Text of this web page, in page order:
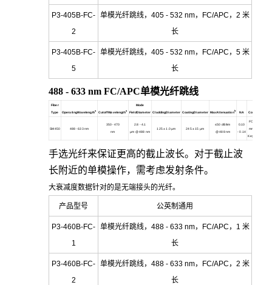
P3-405B-FC-
2
单模光纤跳线，405 - 532 nm，FC/APC，2 米
长
P3-405B-FC-
5
单模光纤跳线，405 - 532 nm，FC/APC，5 米
长
488 - 633 nm FC/APC单模光纤跳线
Fiber
Type
OperatingWavelengtha CutoffWavelengtha
Mode
FieldDiameter
CladdingDiameter CoatingDiameter MaxAttenuationb NA Connectors
SM450 488 - 633 nm
350 - 470
nm
2.8 - 4.1
µm @ 488 nm
125± 1.0 µm 245± 15 µm
≤50 dB/km
@ 488 nm
0.10
- 0.14
FC/APC 2.0
mm Narrow
Key30126A3
手选光纤来保证更高的截止波长。对于截止波
长附近的单模操作，需考虑发射条件。
大衰减度数据针对的是无端接头的光纤。
产品型号 公英制通用
P3-460B-FC-
1
单模光纤跳线，488 - 633 nm，FC/APC，1 米
长
P3-460B-FC-
2
单模光纤跳线，488 - 633 nm，FC/APC，2 米
长